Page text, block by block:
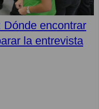
Dónde encontrar
la entrevista